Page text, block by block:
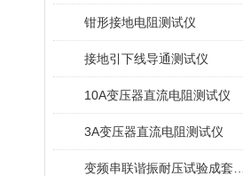
钳形接地电阻测试仪
接地引下线导通测试仪
10A变压器直流电阻测试仪
3A变压器直流电阻测试仪